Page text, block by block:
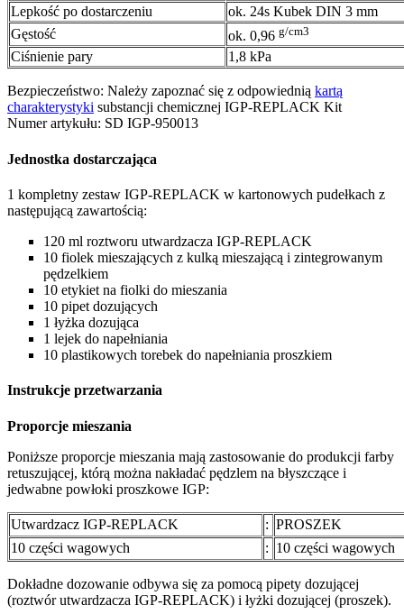
Lepkość po dostarczeniu
ok. 24s Kubek DIN 3 mm
Gęstość
ok. 0,96 g/cm3
Ciśnienie pary 1,8 kPa
Bezpieczeństwo: Należy zapoznać się z odpowiednią kartą
charakterystyki substancji chemicznej IGP-REPLACK Kit
Numer artykułu: SD IGP-950013
Jednostka dostarczająca
1 kompletny zestaw IGP-REPLACK w kartonowych pudełkach z
następującą zawartością:
120 ml roztworu utwardzacza IGP-REPLACK
10 fiolek mieszających z kulką mieszającą i zintegrowanym
pędzelkiem
10 etykiet na fiolki do mieszania
10 pipet dozujących
1 łyżka dozująca
1 lejek do napełniania
10 plastikowych torebek do napełniania proszkiem
Instrukcje przetwarzania
Proporcje mieszania
Poniższe proporcje mieszania mają zastosowanie do produkcji farby
retuszującej, którą można nakładać pędzlem na błyszczące i
jedwabne powłoki proszkowe IGP:
Utwardzacz IGP-REPLACK : PROSZEK
10 części wagowych
: 10 części wagowych
Dokładne dozowanie odbywa się za pomocą pipety dozującej
(roztwór utwardzacza IGP-REPLACK) i łyżki dozującej (proszek).